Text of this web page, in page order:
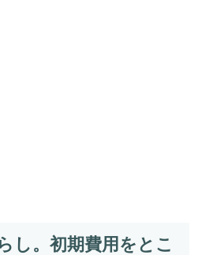
し。初期費用をとこ